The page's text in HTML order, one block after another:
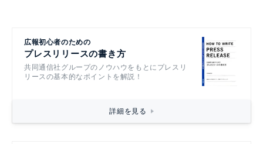
広報初心者のための
プレスリリースの書き方
共同通信社グループのノウハウをもとにプレスリ
リースの基本的なポイントを解説！
詳細を見る